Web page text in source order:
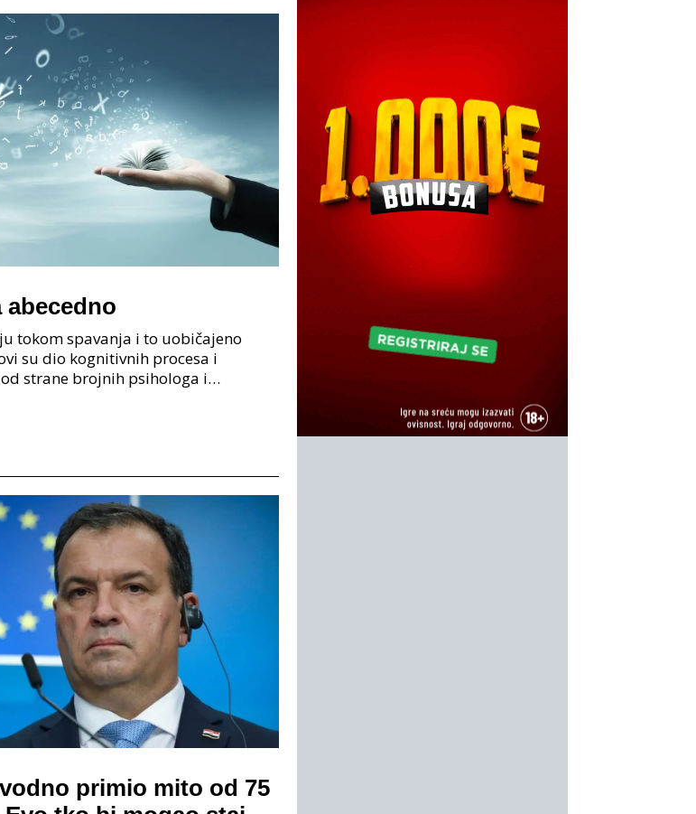
abecedno
tokom spavanja i to uobičajeno
su dio kognitivnih procesa i
strane brojnih psihologa i
primio mito od 75